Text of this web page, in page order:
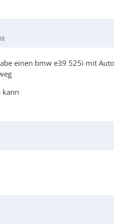
einen bmw e39 525i mit
kann